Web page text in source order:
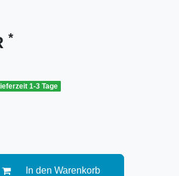
*
1-3 Tage
In den Warenkorb